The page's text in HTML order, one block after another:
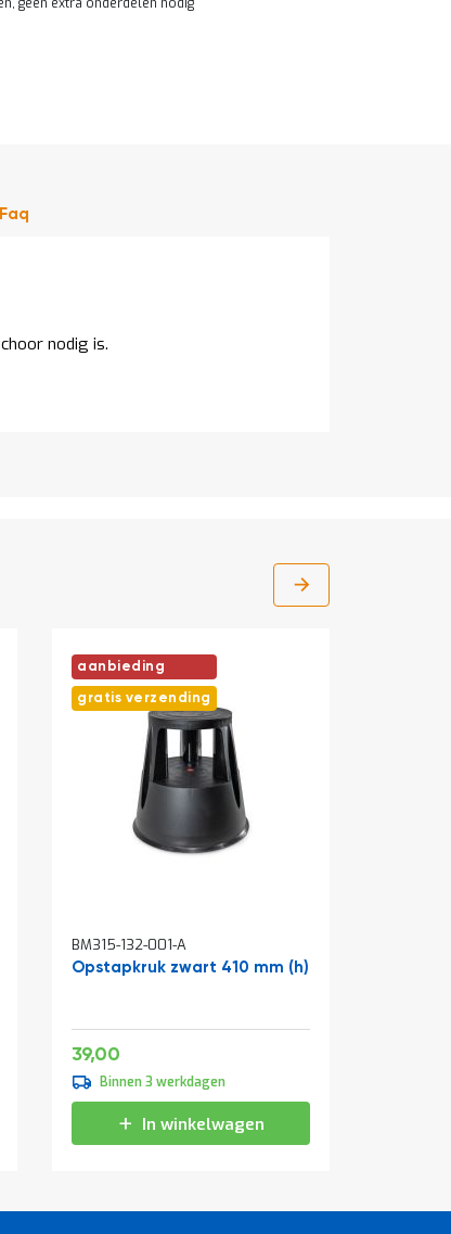
nodig is.
Faq
aanbieding
gratis verzending
BM315-132-001-A
Opstapkruk zwart 410 mm (h)
Speciale
prijs
39,00
winkelwagen
Binnen 3 werkdagen
In winkelwagen